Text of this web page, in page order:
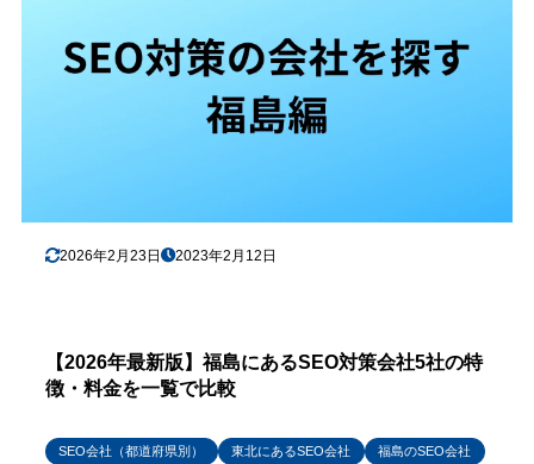
2026年2月23日 2023年2月12日
【2026年最新版】福島にあるSEO対策会社5社の特
徴・料金を一覧で比較
SEO会社（都道府県別） 東北にあるSEO会社
福島のSEO会社